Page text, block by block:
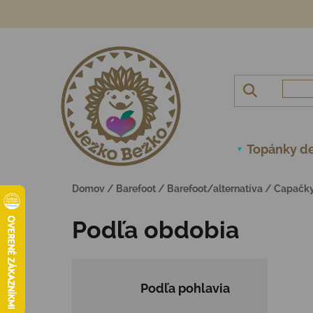
Topánky
Domov / Barefoot / Barefoot/alternatíva /
Podľa obdobia
Podľa pohlavia